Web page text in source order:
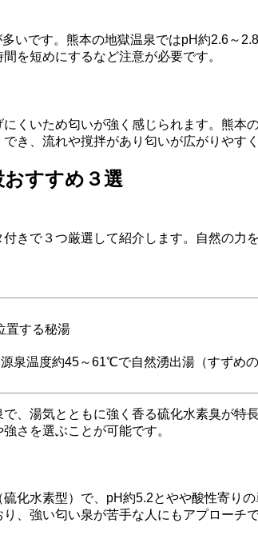
いです。熊本の地獄温泉ではpH約2.6～
を短めにするなど注意が必要です。
くいため匂いが強く感じられます。熊
き、流れや撹拌があり匂いが広がりやすく
すすめ３選
きで３つ厳選して紹介します。自然の力
置する秘湯
泉温度約45～61℃で自然湧出湯（すずめ
、湯気とともに強く香る硫化水素臭が
さを選ぶことが可能です。
化水素型）で、pH約5.2とやや酸性寄り
、強い匂い泉が苦手な人にもアプローチで